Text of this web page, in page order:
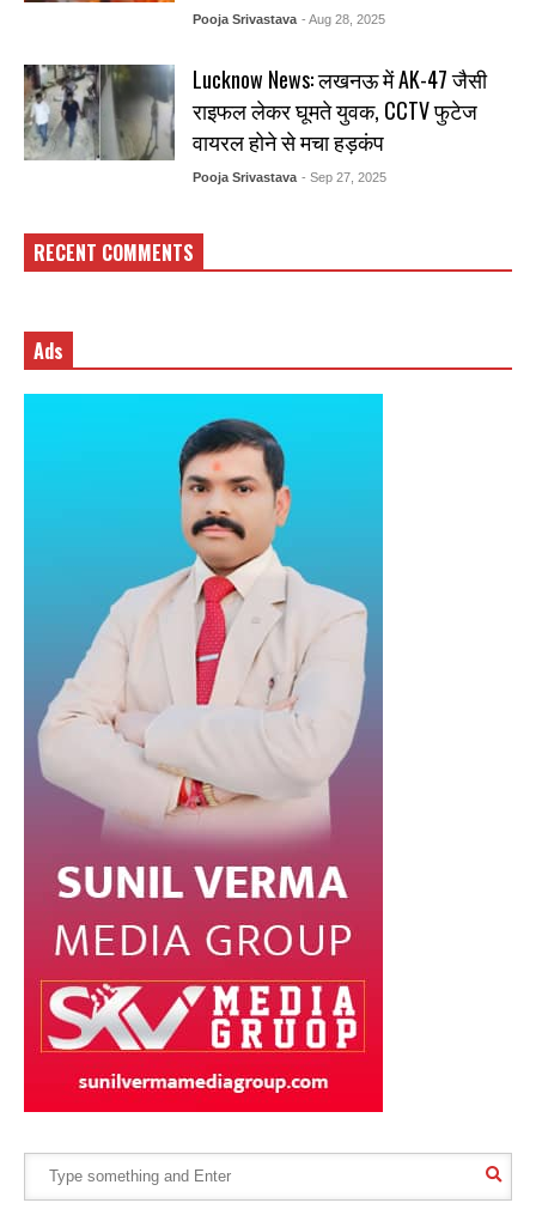
Pooja Srivastava - Aug 28, 2025
Lucknow News: लखनऊ में AK-47 जैसी
राइफल लेकर घूमते युवक, CCTV फुटेज
वायरल होने से मचा हड़कंप
Pooja Srivastava - Sep 27, 2025
RECENT COMMENTS
Ads